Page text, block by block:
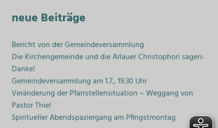
neue Beiträge
Bericht von der Gemeindeversammlung
Die Kirchengemeinde und die Arlauer Christophori sagen:
Danke!
Gemeindeversammlung am 1.7., 19.30 Uhr
Veränderung der Pfarrstellensituation – Weggang von
Pastor Thiel
Spiritueller Abendspaziergang am Pfingstmontag